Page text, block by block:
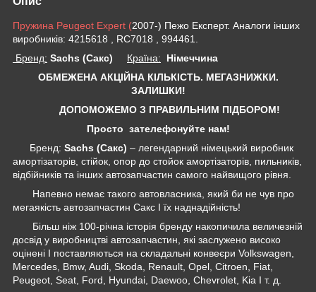
Пружина Peugeot Expert (2007-) Пежо Експерт. Аналоги інших
виробників: 4215618 , RC7018 , 994461.
Бренд: Sachs (Сакс) Країна: Німеччина
ОБМЕЖЕНА АКЦІЙНА КІЛЬКІСТЬ. МЕГАЗНИЖКИ.
ЗАЛИШКИ!
ДОПОМОЖЕМО З ПРАВИЛЬНИМ ПІДБОРОМ!
Просто зателефонуйте нам!
Бренд: Sachs (Сакс) – легендарний німецький виробник
амортізаторів, стійок, опор до стойок амортізаторів, пильників,
відбійників та інших автозапчастин самого найвищого рівня.
Напевно немає такого автовласника, який би не чув про
мегаякість автозапчастин Сакс І їх наднадійність!
Більш ніж 100-річна історія бренду накопичила величезній
досвід у виробництві автозапчастин, які заслужено високо
оцінені І поставляються на складальні конвеєри Volkswagen,
Mercedes, Bmw, Audi, Skoda, Renault, Opel, Citroen, Fiat,
Peugeot, Seat, Ford, Hyundai, Daewoo, Chevrolet, Kia І т. д.